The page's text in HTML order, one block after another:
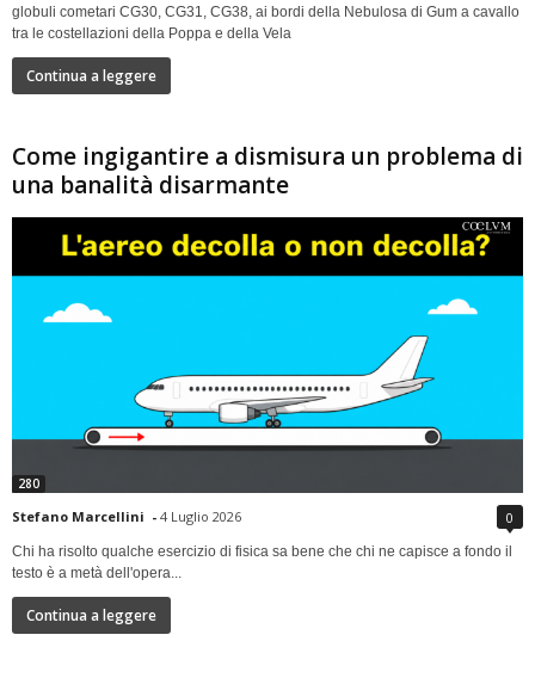
globuli cometari CG30, CG31, CG38, ai bordi della Nebulosa di Gum a cavallo
tra le costellazioni della Poppa e della Vela
Continua a leggere
Come ingigantire a dismisura un problema di
una banalità disarmante
280
Stefano Marcellini - 4 Luglio 2026 0
Chi ha risolto qualche esercizio di fisica sa bene che chi ne capisce a fondo il
testo è a metà dell'opera...
Continua a leggere